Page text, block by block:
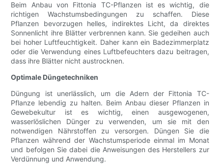
Beim Anbau von Fittonia TC-Pflanzen ist es wichtig, die
richtigen Wachstumsbedingungen zu schaffen. Diese
Pflanzen bevorzugen helles, indirektes Licht, da direktes
Sonnenlicht ihre Blätter verbrennen kann. Sie gedeihen auch
bei hoher Luftfeuchtigkeit. Daher kann ein Badezimmerplatz
oder die Verwendung eines Luftbefeuchters dazu beitragen,
dass ihre Blätter nicht austrocknen.
Optimale Düngetechniken
Düngung ist unerlässlich, um die Adern der Fittonia TC-
Pflanze lebendig zu halten. Beim Anbau dieser Pflanzen in
Gewebekultur ist es wichtig, einen ausgewogenen,
wasserlöslichen Dünger zu verwenden, um sie mit den
notwendigen Nährstoffen zu versorgen. Düngen Sie die
Pflanzen während der Wachstumsperiode einmal im Monat
und befolgen Sie dabei die Anweisungen des Herstellers zur
Verdünnung und Anwendung.